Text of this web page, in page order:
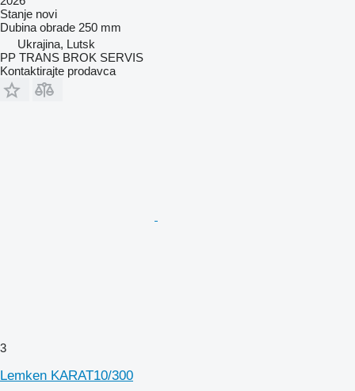
Stanje novi
Dubina obrade 250 mm
Ukrajina, Lutsk
PP TRANS BROK SERVIS
Kontaktirajte prodavca
3
Lemken KARAT10/300